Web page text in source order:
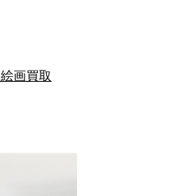
絵画買取